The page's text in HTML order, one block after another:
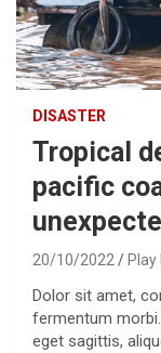
DISASTER
Tropical
pacific
20/10/2022 Play
Dolor sit amet,
fermentum
eget sagittis,